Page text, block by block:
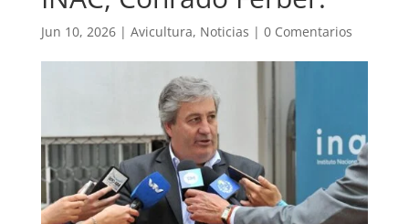
Jun 10, 2026| Avicultura, Noticias | 0 Comentarios